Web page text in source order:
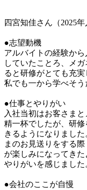
四宮知佳さん（2025
●志望動機
アルバイトの経験か
していたことろ、メ
ると研修がとても充
私でも一から学べそう
●仕事とやりがい
入社当初はお客さま
精一杯でしたが、研
きるようになりまし
まのお見送りをする
が楽しみになってき
やりがいを感じました
●会社のここが自慢